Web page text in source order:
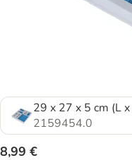
29 x 27 x 5 cm (L
2159454.0
8,99 €